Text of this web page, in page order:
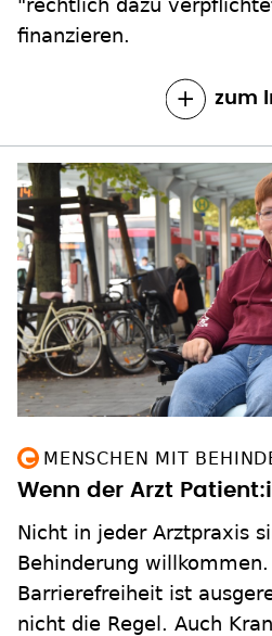
"rechtlich dazu
finanzieren.
zum
MENSCHEN MIT
Wenn der Arzt
Nicht in jeder Arztpraxis
Behinderung
Barrierefreiheit ist
nicht die Regel. Auch